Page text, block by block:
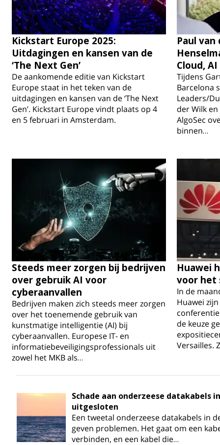
Kickstart Europe 2025:
Uitdagingen en kansen van de
‘The Next Gen’
De aankomende editie van Kickstart
Europe staat in het teken van de
uitdagingen en kansen van de ‘The Next
Gen’. Kickstart Europe vindt plaats op 4
en 5 februari in Amsterdam.
Paul van
Cloud,
Tijdens
Barcelona
Leaders/
der Wilk
AlgoSec
binnen…
Steeds meer zorgen bij bedrijven
over gebruik AI voor
cyberaanvallen
Bedrijven maken zich steeds meer zorgen
over het toenemende gebruik van
kunstmatige intelligentie (AI) bij
cyberaanvallen. Europese IT- en
informatiebeveiligingsprofessionals uit
zowel het MKB als…
Huawei
voor het
In de
Huawei
de keuze
Versailles.
Schade aan onderzeese datakabels
uitgesloten
Een tweetal onderzeese datakabels in
geven problemen. Het gaat om een
verbinden, en een kabel die…